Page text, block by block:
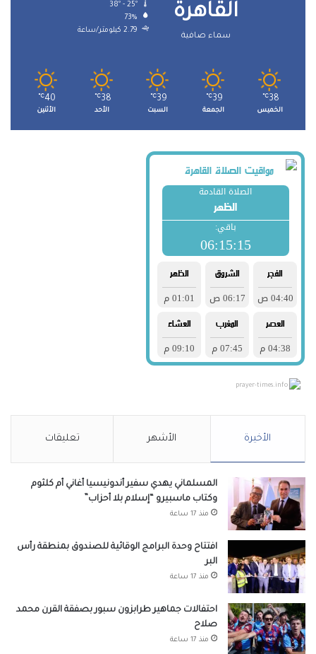
القاهرة
سماء صافية
73%
2.79 كيلومتر/ساعة
38
℃
الخميس
39
℃
الجمعة
39
℃
السبت
38
℃
الأحد
40
℃
الأثنين
prayer-times.info
الأخيرة الأشهر تعليقات
المسلماني يهدي سفير أندونيسيا أغاني أم كلثوم
وكتاب ماسبيرو “إسلام بلا أحزاب”
منذ 17 ساعة
افتتاح وحدة البرامج الوقائية للصندوق بمنطقة رأس
البر
منذ 17 ساعة
احتفالات جماهير طرابزون سبور بصفقة القرن محمد
صلاح
منذ 17 ساعة